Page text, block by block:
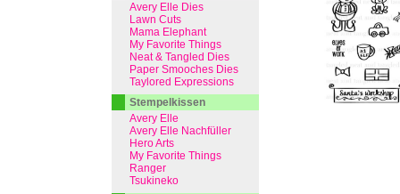
Avery Elle Dies
Lawn Cuts
Mama Elephant
My Favorite Things
Neat & Tangled Dies
Paper Smooches Dies
Taylored Expressions
Stempelkissen
Avery Elle
Avery Elle Nachfüller
Hero Arts
My Favorite Things
Ranger
Tsukineko